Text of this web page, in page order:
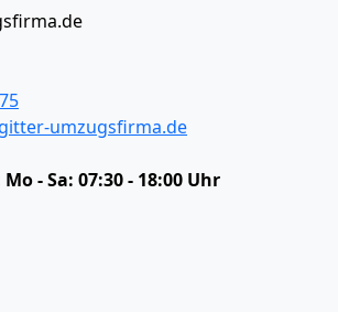
umzugsfirma.de
Mo - Sa: 07:30 - 18:00 Uhr